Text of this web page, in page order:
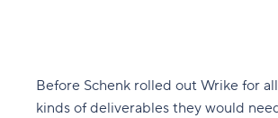
Before Schenk rolled out Wrike for
kinds of deliverables they would